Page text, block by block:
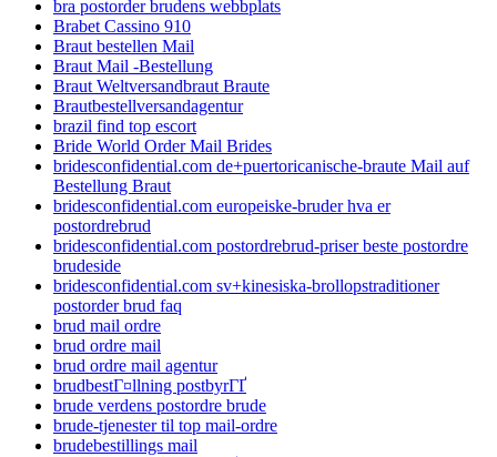
bra postorder brudens webbplats
Brabet Cassino 910
Braut bestellen Mail
Braut Mail -Bestellung
Braut Weltversandbraut Braute
Brautbestellversandagentur
brazil find top escort
Bride World Order Mail Brides
bridesconfidential.com de+puertoricanische-braute Mail auf
Bestellung Braut
bridesconfidential.com europeiske-bruder hva er
postordrebrud
bridesconfidential.com postordrebrud-priser beste postordre
brudeside
bridesconfidential.com sv+kinesiska-brollopstraditioner
postorder brud faq
brud mail ordre
brud ordre mail
brud ordre mail agentur
brudbestГ¤llning postbyrГҐ
brude verdens postordre brude
brude-tjenester til top mail-ordre
brudebestillings mail